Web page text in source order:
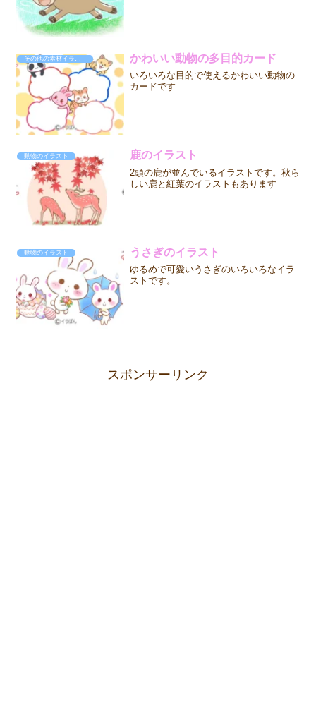
かわいい動物の多目的カード
いろいろな目的で使えるかわいい動物の
カードです
動物のイラスト 鹿のイラスト
2頭の鹿が並んでいるイラストです。秋ら
しい鹿と紅葉のイラストもあります
動物のイラスト うさぎのイラスト
ゆるめで可愛いうさぎのいろいろなイラ
ストです。
スポンサーリンク